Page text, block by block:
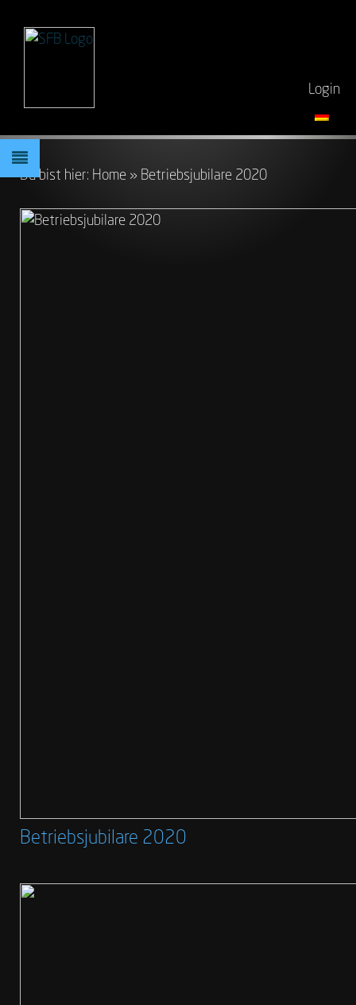
Login
Du bist hier: Home » Betriebsjubilare 2020
Betriebsjubilare 2020